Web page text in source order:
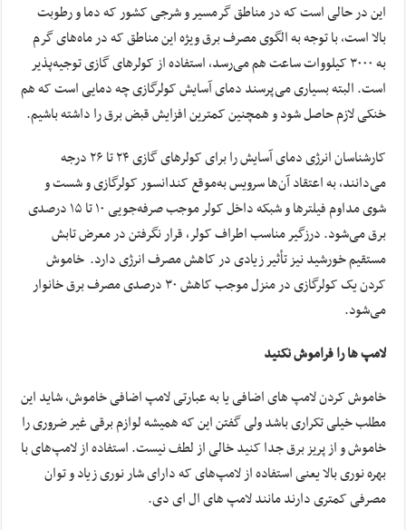
این در حالی است که در مناطق گرمسیر و شرجی کشور که دما و رطوبت
بالا است، با توجه به الگوی مصرف برق ویژه این مناطق که در ماه‌های گرم
به ۳۰۰۰ کیلووات ساعت هم می‌رسد، استفاده از کولرهای گازی توجیه‌پذیر
است. البته بسیاری می‌پرسند دمای آسایش کولرگازی چه دمایی است که هم
خنکی لازم حاصل شود و همچنین کمترین افزایش قبض برق را داشته باشیم.
کارشناسان انرژی دمای آسایش را برای کولرهای گازی ۲۴ تا ۲۶ درجه
می‌دانند، به اعتقاد آن‌ها سرویس به‌موقع کندانسور کولرگازی و شست و
شوی مداوم فیلترها و شبکه داخل کولر موجب صرفه‌جویی ۱۰ تا ۱۵ درصدی
برق می‌شود. درزگیر مناسب اطراف کولر، قرار نگرفتن در معرض تابش
مستقیم خورشید نیز تأثیر زیادی در کاهش مصرف انرژی دارد. خاموش
کردن یک کولرگازی در منزل موجب کاهش ۳۰ درصدی مصرف برق خانوار
می‌شود.
لامپ ها را فراموش نکنید
خاموش کردن لامپ های اضافی یا به عبارتی لامپ اضافی خاموش، شاید این
مطلب خیلی تکراری باشد ولی گفتن این که همیشه لوازم برقی غیر ضروری را
خاموش و از پریز برق جدا کنید خالی از لطف نیست. استفاده از لامپ‌های با
بهره نوری بالا یعنی استفاده از لامپ‌های که دارای شار نوری زیاد و توان
مصرفی کمتری دارند مانند لامپ های ال ای دی.